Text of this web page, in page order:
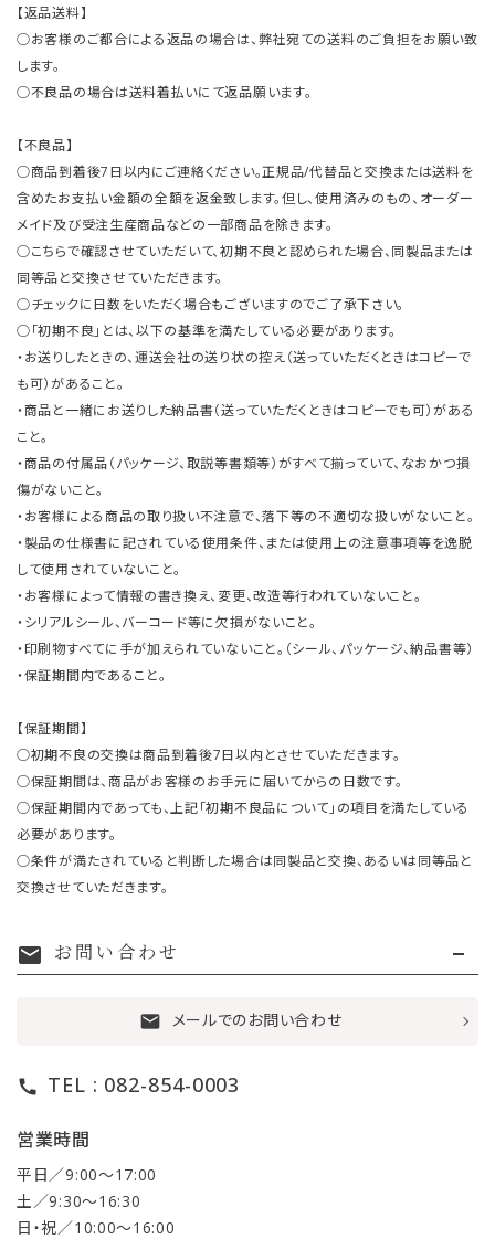
【返品送料】
○お客様のご都合による返品の場合は、弊社宛ての送料のご負担をお願い致
します。
○不良品の場合は送料着払いにて返品願います。
【不良品】
○商品到着後7日以内にご連絡ください。正規品/代替品と交換または送料を
含めたお支払い金額の全額を返金致します。但し、使用済みのもの、オーダー
メイド及び受注生産商品などの一部商品を除きます。
○こちらで確認させていただいて、初期不良と認められた場合、同製品または
同等品と交換させていただきます。
○チェックに日数をいただく場合もございますのでご了承下さい。
○「初期不良」とは、以下の基準を満たしている必要があります。
・お送りしたときの、運送会社の送り状の控え（送っていただくときはコピーで
も可）があること。
・商品と一緒にお送りした納品書（送っていただくときはコピーでも可）がある
こと。
・商品の付属品（パッケージ、取説等書類等）がすべて揃っていて、なおかつ損
傷がないこと。
・お客様による商品の取り扱い不注意で、落下等の不適切な扱いがないこと。
・製品の仕様書に記されている使用条件、または使用上の注意事項等を逸脱
して使用されていないこと。
・お客様によって情報の書き換え、変更、改造等行われていないこと。
・シリアルシール、バーコード等に欠損がないこと。
・印刷物すべてに手が加えられていないこと。（シール、パッケージ、納品書等）
・保証期間内であること。
【保証期間】
○初期不良の交換は商品到着後7日以内とさせていただきます。
○保証期間は、商品がお客様のお手元に届いてからの日数です。
○保証期間内であっても、上記「初期不良品について」の項目を満たしている
必要があります。
○条件が満たされていると判断した場合は同製品と交換、あるいは同等品と
交換させていただきます。
mail お問い合わせ
mail メールでのお問い合わせ
call TEL : 082-854-0003
営業時間
平日／9:00〜17:00
土／9:30〜16:30
日・祝／10:00〜16:00